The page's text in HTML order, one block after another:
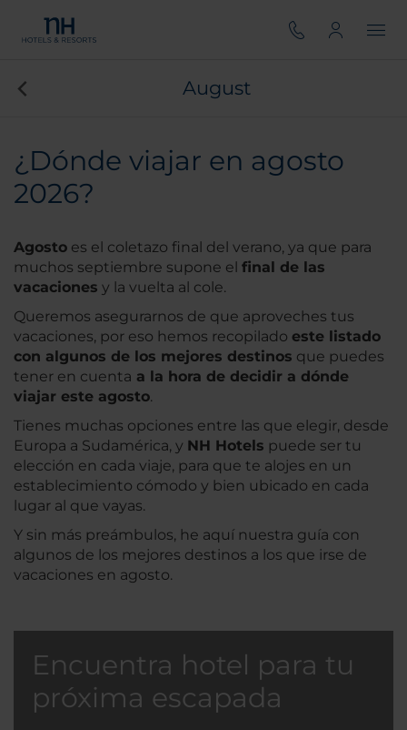
August
¿Dónde viajar en agosto
2026?
Agosto es el coletazo final del verano, ya que para
muchos septiembre supone el final de las
vacaciones y la vuelta al cole.
Queremos asegurarnos de que aproveches tus
vacaciones, por eso hemos recopilado este listado
con algunos de los mejores destinos que puedes
tener en cuenta a la hora de decidir a dónde
viajar este agosto.
Tienes muchas opciones entre las que elegir, desde
Europa a Sudamérica, y NH Hotels puede ser tu
elección en cada viaje, para que te alojes en un
establecimiento cómodo y bien ubicado en cada
lugar al que vayas.
Y sin más preámbulos, he aquí nuestra guía con
algunos de los mejores destinos a los que irse de
vacaciones en agosto.
Encuentra hotel para tu
próxima escapada